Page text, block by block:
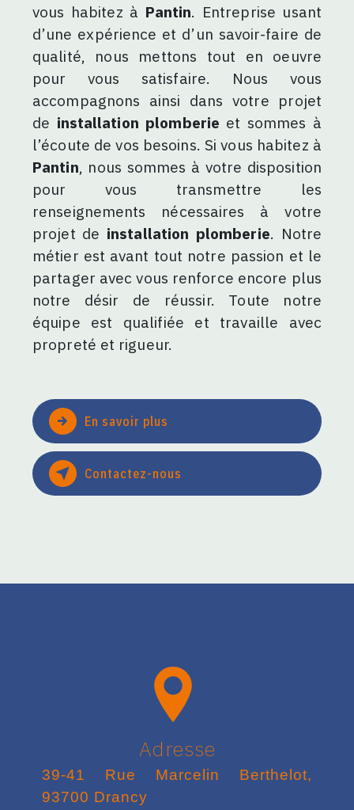
vous habitez à Pantin. Entreprise usant
d’une expérience et d’un savoir-faire de
qualité, nous mettons tout en oeuvre
pour vous satisfaire. Nous vous
accompagnons ainsi dans votre projet
de installation plomberie et sommes à
l’écoute de vos besoins. Si vous habitez à
Pantin, nous sommes à votre disposition
pour vous transmettre les
renseignements nécessaires à votre
projet de installation plomberie. Notre
métier est avant tout notre passion et le
partager avec vous renforce encore plus
notre désir de réussir. Toute notre
équipe est qualifiée et travaille avec
propreté et rigueur.
En savoir plus
Contactez-nous
Adresse
39-41 Rue Marcelin Berthelot,
93700 Drancy